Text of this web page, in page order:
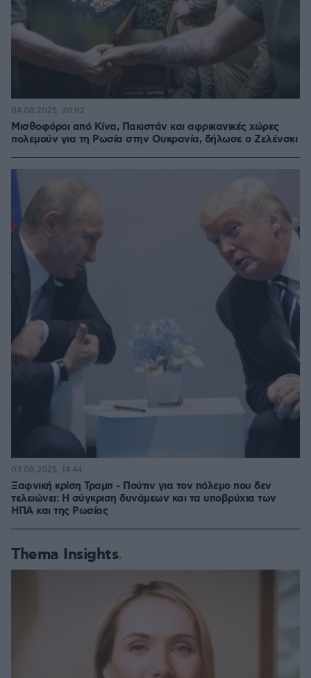
Μισθοφόροι από Κίνα, Πακιστάν και αφρικανικές χώρες
πολεμούν για τη Ρωσία στην Ουκρανία, δήλωσε ο Ζελένσκι
04.08.2025, 20:02
Ξαφνική κρίση Τραμπ - Πούτιν για τον πόλεμο που δεν
τελειώνει: Η σύγκριση δυνάμεων και τα υποβρύχια των
ΗΠΑ και της Ρωσίας
03.08.2025, 14:44
Thema Insights